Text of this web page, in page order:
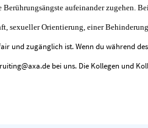
aufeinander zugehen.
sexueller Orientierung, einer
und zugänglich ist. Wenn du während
bei uns. Die Kollegen und